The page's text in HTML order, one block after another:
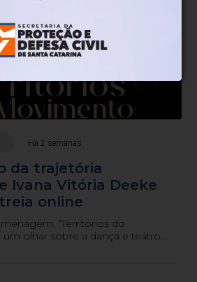
Há 2 semanas
da trajetória
Ivana Vitória Deeke
online
“Territórios do
olhar sobre a dança e teatro